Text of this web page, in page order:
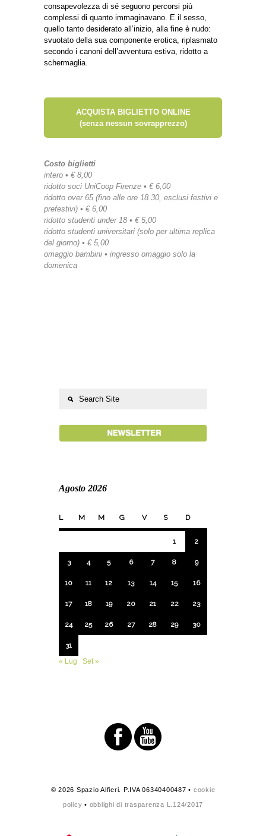
consapevolezza di sé seguono percorsi più
complessi di quanto immaginavano. E il sesso,
quello tanto desiderato all’inizio, alla fine è nudo:
svuotato della sua componente erotica, riplasmato
secondo i canoni dell’avventura estiva, ridotto a
schermaglia.
ACQUISTA BIGLIETTO ONLINE
(senza nessun sovrapprezzo)
Costo biglietti
intero • € 8,00
ridotto soci UniCoop Firenze • € 6,00
ridotto over 65 (fino alle ore 18.30, esclusi festivi e
prefestivi) • € 6,00
ridotto studenti under 18 • € 5,00
ridotto studenti universitari (solo per ultima replica
del giorno) • € 5,00
omaggio bambini • ingresso omaggio solo la
domenica
Agosto 2026
L M M G V S D
1 2
3 4 5 6 7 8 9
10 11 12 13 14 15 16
17 18 19 20 21 22 23
24 25 26 27 28 29 30
31
« Lug
Set »
© 2026 Spazio Alfieri. P.IVA 06340400487 • cookie
policy • obblighi di trasparenza L.124/2017